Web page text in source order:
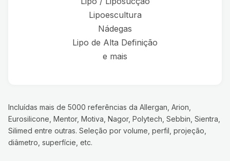
Lipoescultura
Nádegas
Lipo de Alta Definição
e mais
Incluídas mais de 5000 referências da Allergan, Arion,
Eurosilicone, Mentor, Motiva, Nagor, Polytech, Sebbin, Sientra,
Silimed entre outras. Seleção por volume, perfil, projeção,
diâmetro, superfície, etc.